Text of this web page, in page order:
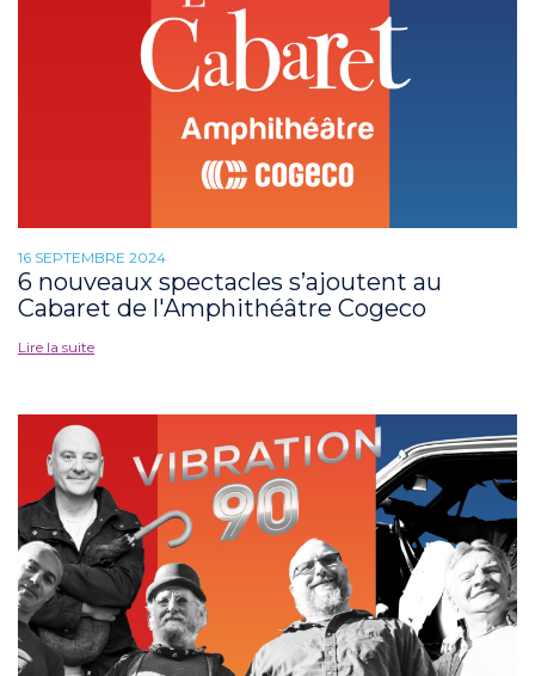
16 SEPTEMBRE 2024
6 nouveaux spectacles s’ajoutent au
Cabaret de l'Amphithéâtre Cogeco
Lire la suite